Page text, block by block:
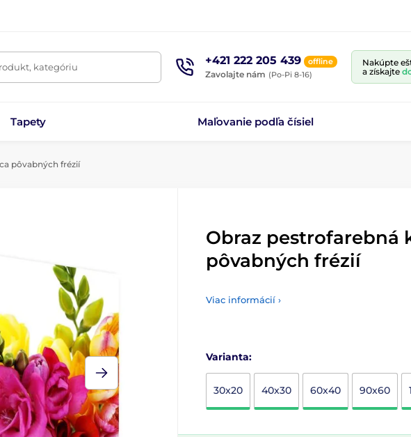
kategóriu +421 222 205 439 offline
Zavolajte nám (Po-Pi 8-16)
Nakúpte
a získajte
Tapety Maľovanie podľa čísiel
pôvabných frézií
Obraz pestrofarebná
pôvabných frézií
Viac informácií ›
Varianta:
30x20 40x30 60x40 90x60